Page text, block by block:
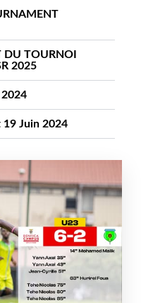
DU TOURNOI
2025
19 Juin 2024